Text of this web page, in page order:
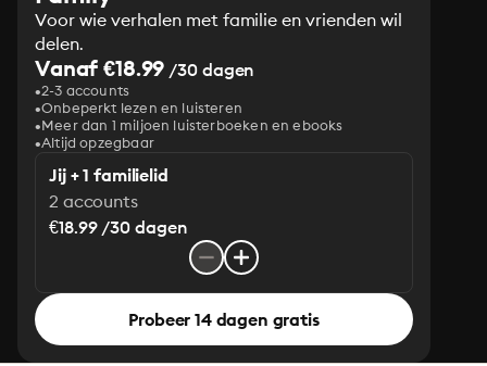
Voor wie verhalen met familie en vrienden wil
delen.
Vanaf €18.99 /30 dagen
2-3 accounts
Onbeperkt lezen en luisteren
Meer dan 1 miljoen luisterboeken en ebooks
Altijd opzegbaar
Jij + 1 familielid
2 accounts
€18.99 /30 dagen
Probeer 14 dagen gratis